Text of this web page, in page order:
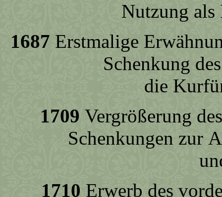
Nutzung als
1687 Erstmalige
Schenkung
die
1709 Vergrößerung
Schenkungen zur
1710 Erwerb des